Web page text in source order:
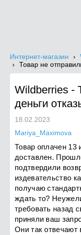
Интернет-магазин
Товар не
Wildberries -
деньги
18.02.2023
Mariya_Maximova
Товар оплачен 13
доставлен.
подтвердили
издевательство
получаю
ждать то?
требовать назад
приняли ваш
Они так отвечают